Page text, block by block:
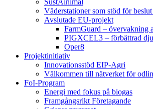
SustAinimal
Väderstationer som stöd för
Avslutade EU-projekt
FarmGuard – övervakning
PIGXCEL3 – förbättrad
Oper8
Projektinitiativ
Innovationsstöd EIP-Agri
Välkommen till nätverket för
FoI-Program
Energi med fokus på biogas
Framgångsrikt Företagande